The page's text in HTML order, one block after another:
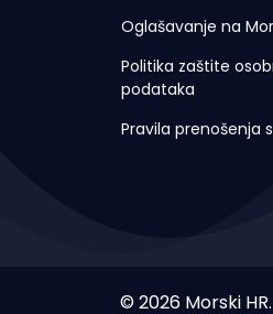
Oglašavanje na
Politika zaštite
podataka
Pravila prenošenja
© 2026 Morski